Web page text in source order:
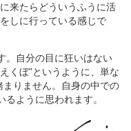
来たらどういうふうに活
しに行っている感じで
。自分の目に狂いはない
くぼ”というように、単な
まりません。自身の中での
ように思われます。